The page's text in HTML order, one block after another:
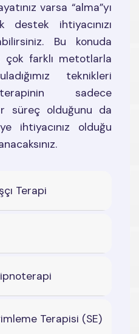
varsa “alma”yı
destek ihtiyacınızı
Bu konuda
çok farklı metotlarla
teknikleri
sadece
süreç olduğunu da
ihtiyacınız olduğu
Terapi
Terapisi (SE)